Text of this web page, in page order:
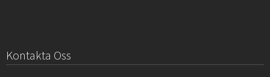
Kontakta Oss